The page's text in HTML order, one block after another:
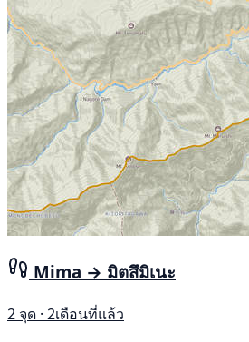
Mima → มิตสึมิเนะ
2 จุด · 2เดือนที่แล้ว